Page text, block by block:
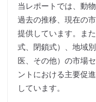
当レポートでは、動
過去の推移、現在の
提供しています。ま
式、閉鎖式）、地域
医、その他）の市場
ントにおける主要促
しています。